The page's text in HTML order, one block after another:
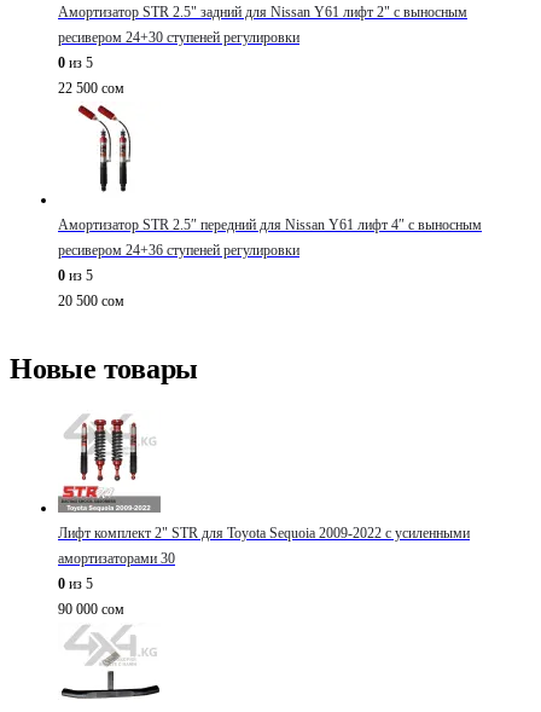
Амортизатор STR 2.5" задний для Nissan Y61 лифт 2" с выносным
ресивером 24+30 ступеней регулировки
0 из 5
22 500 сом
Амортизатор STR 2.5″ передний для Nissan Y61 лифт 4″ с выносным
ресивером 24+36 ступеней регулировки
0 из 5
20 500 сом
Новые товары
Лифт комплект 2" STR для Toyota Sequoia 2009-2022 с усиленными
амортизаторами 30
0 из 5
90 000 сом